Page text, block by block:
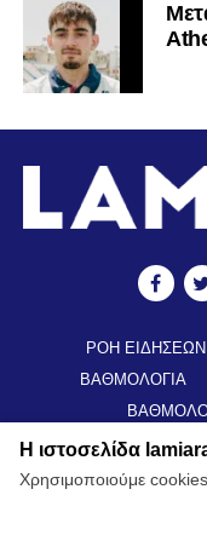
ΡΟΗ ΕΙΔΗΣΕΩΝ
ΒΑΘΜΟΛΟΓΙΑ
ΝΕΑ ΑΠΟ ΕΛΛΑΔΑ
ALL TIME ROSTER
Η ιστοσελίδα
Χρησιμοποιούμε cookies